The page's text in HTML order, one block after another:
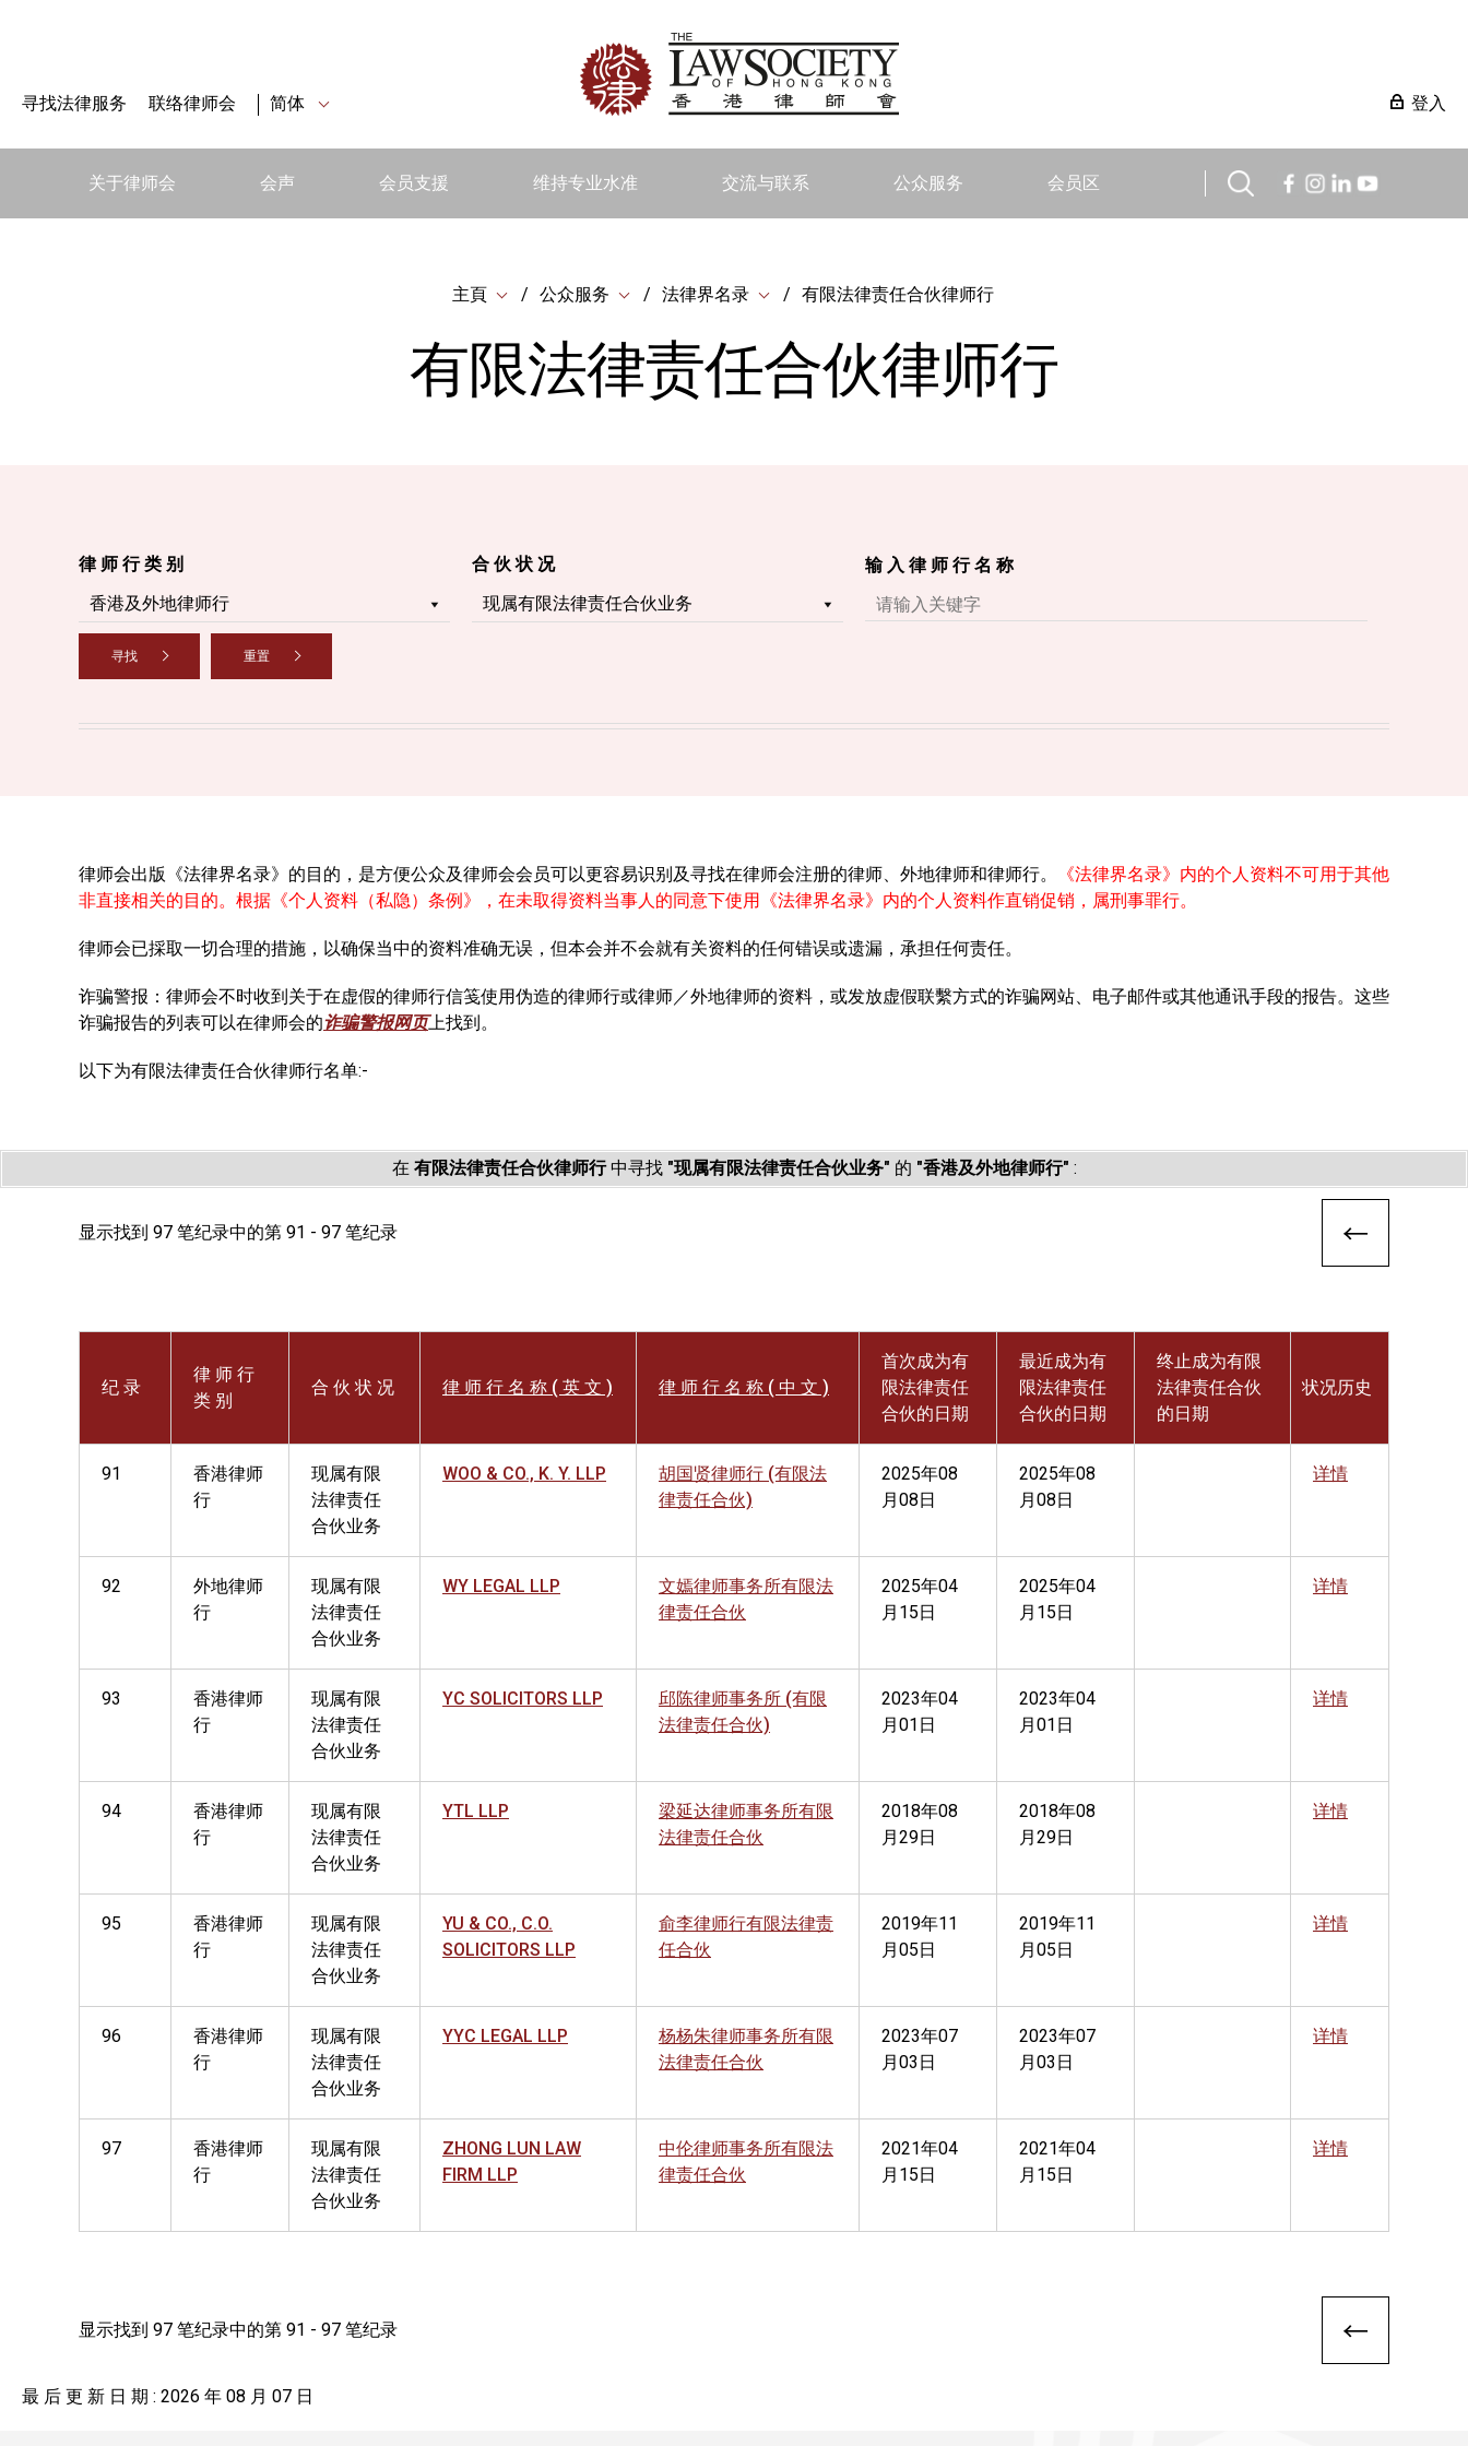
寻找法律服务 联络律师会 简体 登入
关于律师会 会声 会员支援 维持专业水准 交流与联系 公众服务 会员区
主頁 公众服务 法律界名录 有限法律责任合伙律师行
有限法律责任合伙律师行
律 师 行 类 别 合 伙 状 况 输 入 律 师 行 名 称
寻找 重置
律师会出版《法律界名录》的目的，是方便公众及律师会会员可以更容易识别及寻找在律师会注册的律师、外地律师和律师行。
《法律界名录》内的个人资料不可用于其他
非直接相关的目的。根据《个人资料（私隐）条例》，在未取得资料当事人的同意下使用《法律界名录》内的个人资料作直销促销，属刑事罪行。
律师会已採取一切合理的措施，以确保当中的资料准确无误，但本会并不会就有关资料的任何错误或遗漏，承担任何责任。
诈骗警报：律师会不时收到关于在虚假的律师行信笺使用伪造的律师行或律师／外地律师的资料，或发放虚假联繫方式的诈骗网站、电子邮件或其他通讯手段的报告。这些
诈骗报告的列表可以在律师会的诈骗警报网页上找到。
以下为有限法律责任合伙律师行名单:-
在 有限法律责任合伙律师行中寻找 "现属有限法律责任合伙业务" 的 "香港及外地律师行" :
显示找到 97 笔纪录中的第 91 - 97 笔纪录
纪 录
律 师 行
类 别
合 伙 状 况 律 师 行 名 称 ( 英 文 ) 律 师 行 名 称 ( 中 文 )
首次成为有
限法律责任
合伙的日期
最近成为有
限法律责任
合伙的日期
终止成为有限
法律责任合伙
的日期
状况历史
91
香港律师
行
现属有限
法律责任
合伙业务
WOO & CO., K. Y. LLP
胡国贤律师行 (有限法
律责任合伙)
2025年08
月08日
2025年08
月08日
详情
92
外地律师
行
现属有限
法律责任
合伙业务
WY LEGAL LLP
文嫣律师事务所有限法
律责任合伙
2025年04
月15日
2025年04
月15日
详情
93
香港律师
行
现属有限
法律责任
合伙业务
YC SOLICITORS LLP
邱陈律师事务所 (有限
法律责任合伙)
2023年04
月01日
2023年04
月01日
详情
94
香港律师
行
现属有限
法律责任
合伙业务
YTL LLP
梁延达律师事务所有限
法律责任合伙
2018年08
月29日
2018年08
月29日
详情
95
香港律师
行
现属有限
法律责任
合伙业务
YU & CO., C.O.
SOLICITORS LLP
俞李律师行有限法律责
任合伙
2019年11
月05日
2019年11
月05日
详情
96
香港律师
行
现属有限
法律责任
合伙业务
YYC LEGAL LLP
杨杨朱律师事务所有限
法律责任合伙
2023年07
月03日
2023年07
月03日
详情
97
香港律师
行
现属有限
法律责任
合伙业务
ZHONG LUN LAW
FIRM LLP
中伦律师事务所有限法
律责任合伙
2021年04
月15日
2021年04
月15日
详情
显示找到 97 笔纪录中的第 91 - 97 笔纪录
最 后 更 新 日 期 : 2026 年 08 月 07 日